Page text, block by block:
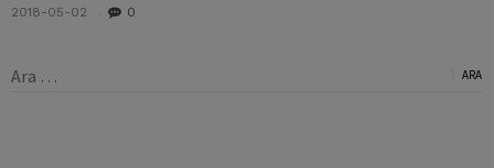
2018-05-02 0
Arama: